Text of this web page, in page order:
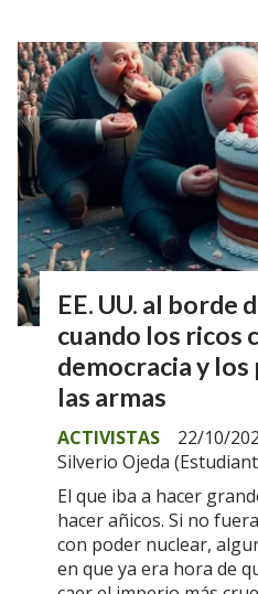
EE. UU. al borde
cuando los ricos
democracia y
las armas
Silverio Ojeda
ACTIVISTAS 22/10/
El que iba a hacer
hacer añicos. Si no
con poder nuclear,
en que ya era hora de